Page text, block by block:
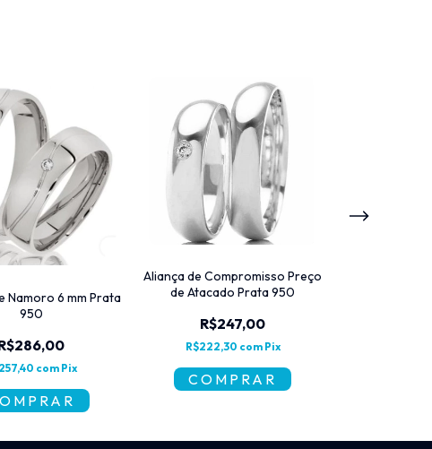
Namoro 6 mm Prata
950
com Pix
Aliança de Compromisso Preço
de Atacado Prata 950
R$247,00
R$222,30 com Pix